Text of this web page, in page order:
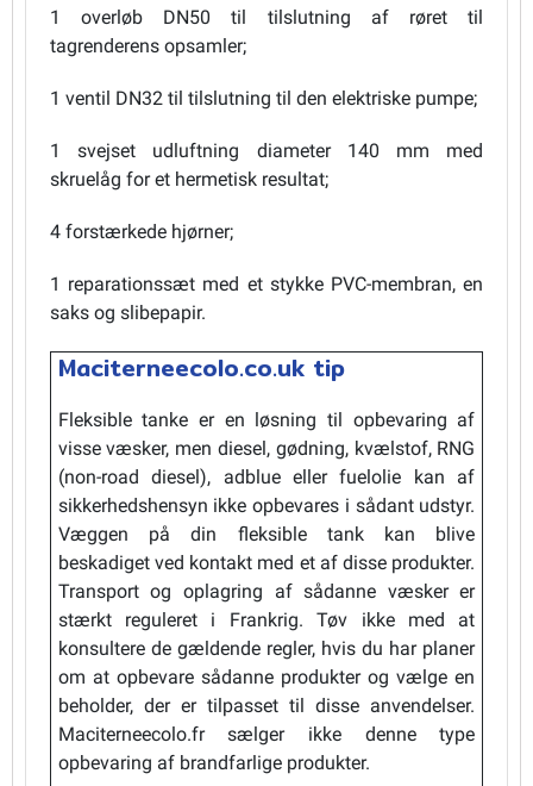
1 overløb DN50 til tilslutning af røret til
tagrenderens opsamler;
1 ventil DN32 til tilslutning til den elektriske pumpe;
1 svejset udluftning diameter 140 mm med
skruelåg for et hermetisk resultat;
4 forstærkede hjørner;
1 reparationssæt med et stykke PVC-membran, en
saks og slibepapir.
Maciterneecolo.co.uk tip
Fleksible tanke er en løsning til opbevaring af
visse væsker, men diesel, gødning, kvælstof, RNG
(non-road diesel), adblue eller fuelolie kan af
sikkerhedshensyn ikke opbevares i sådant udstyr.
Væggen på din fleksible tank kan blive
beskadiget ved kontakt med et af disse produkter.
Transport og oplagring af sådanne væsker er
stærkt reguleret i Frankrig. Tøv ikke med at
konsultere de gældende regler, hvis du har planer
om at opbevare sådanne produkter og vælge en
beholder, der er tilpasset til disse anvendelser.
Maciterneecolo.fr sælger ikke denne type
opbevaring af brandfarlige produkter.